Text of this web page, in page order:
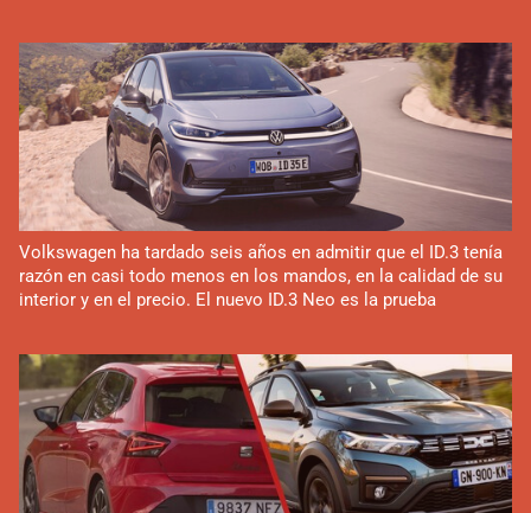
Volkswagen ha tardado seis años en admitir que el ID.3 tenía
razón en casi todo menos en los mandos, en la calidad de su
interior y en el precio. El nuevo ID.3 Neo es la prueba